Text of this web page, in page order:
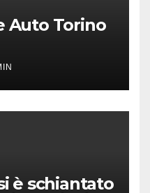
Auto Torino
è schiantato